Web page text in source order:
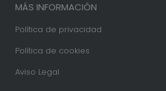
MÁS INFORMACIÓN
Política de privacidad
Política de cookies
Aviso Legal